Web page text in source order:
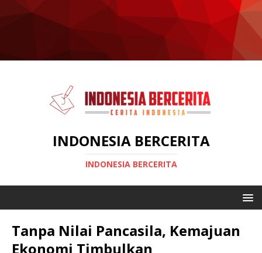
INDONESIA BERCERITA
INDONESIA BERCERITA
Tanpa Nilai Pancasila, Kemajuan
Ekonomi Timbulkan